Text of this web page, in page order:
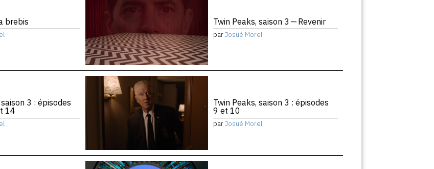
brebis Twin Peaks, saison 3 — Revenir
parJosué Morel
3 : épisodes
14
Twin Peaks, saison 3 : épisodes
9 et 10
parJosué Morel